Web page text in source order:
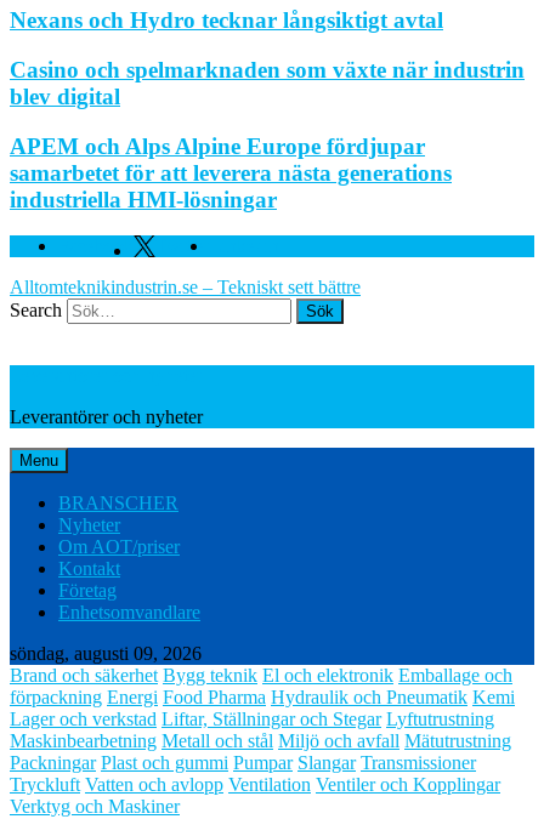
Nexans och Hydro tecknar långsiktigt avtal
Casino och spelmarknaden som växte när industrin
blev digital
APEM och Alps Alpine Europe fördjupar
samarbetet för att leverera nästa generations
industriella HMI-lösningar
Facebook Twitter
Alltomteknikindustrin.se – Tekniskt sett bättre
Search
Leverantörer och nyheter
Menu
BRANSCHER
Nyheter
Om AOT/priser
Kontakt
Företag
Enhetsomvandlare
söndag, augusti 09, 2026
Brand och säkerhet Bygg teknik El och elektronik Emballage och
förpackning Energi Food Pharma Hydraulik och Pneumatik Kemi
Lager och verkstad Liftar, Ställningar och Stegar Lyftutrustning
Maskinbearbetning Metall och stål Miljö och avfall Mätutrustning
Packningar Plast och gummi Pumpar Slangar Transmissioner
Tryckluft Vatten och avlopp Ventilation Ventiler och Kopplingar
Verktyg och Maskiner